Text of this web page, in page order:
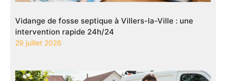
Vidange de fosse septique à Villers-la-Ville : une
intervention rapide 24h/24
29 juillet 2026